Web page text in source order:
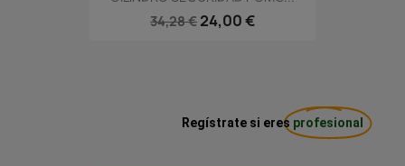
34,28 € 24,00 €
Regístrate si eres profesional